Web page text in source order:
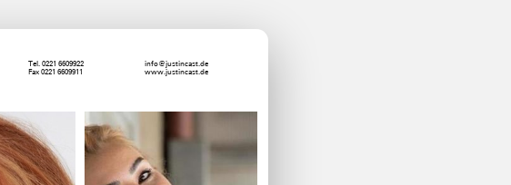
Tel. 0221 6609922
Fax 0221 6609911
info@justincast.de
www.justincast.de